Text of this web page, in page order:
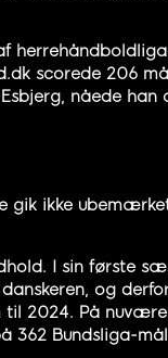
scorede 206
nåede
ikke
I sin første
og
2024. På
362 Bundsliga-